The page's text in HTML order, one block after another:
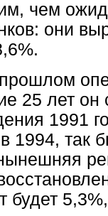
чем
они
25 лет он
1991
1994, так
будет